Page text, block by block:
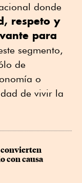
donde
respeto y
para
segmento,
de
o
de vivir la
convierten
con causa